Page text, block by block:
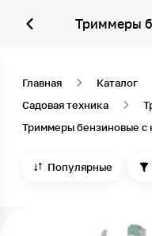
Триммеры
Главная Каталог
Садовая техника
Триммеры бензиновые
Популярные